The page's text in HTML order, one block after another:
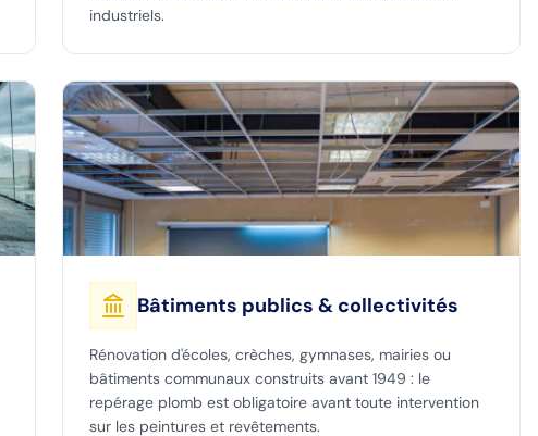
industriels.
Bâtiments publics & collectivités
Rénovation d'écoles, crèches, gymnases, mairies ou
bâtiments communaux construits avant 1949 : le
repérage plomb est obligatoire avant toute intervention
sur les peintures et revêtements.